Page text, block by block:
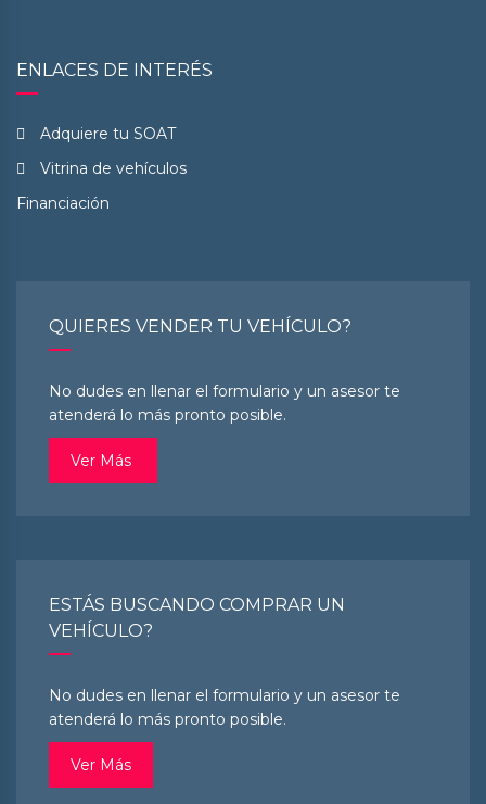
ENLACES DE INTERÉS
Adquiere tu SOAT
Vitrina de vehículos
Financiación
QUIERES VENDER TU VEHÍCULO?
No dudes en llenar el formulario y un asesor te
atenderá lo más pronto posible.
Ver Más
ESTÁS BUSCANDO COMPRAR UN
VEHÍCULO?
No dudes en llenar el formulario y un asesor te
atenderá lo más pronto posible.
Ver Más